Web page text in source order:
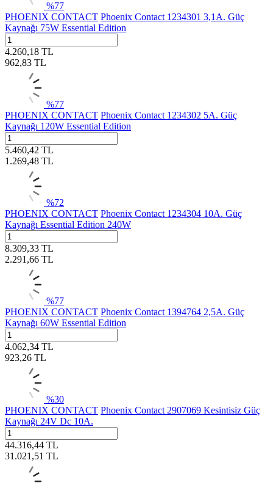
%77
PHOENIX CONTACT Phoenix Contact 1234301 3,1A. Güç
Kaynağı 75W Essential Edition
4.260,18 TL
962,83 TL
%77
PHOENIX CONTACT Phoenix Contact 1234302 5A. Güç
Kaynağı 120W Essential Edition
5.460,42 TL
1.269,48 TL
%72
PHOENIX CONTACT Phoenix Contact 1234304 10A. Güç
Kaynağı Essential Edition 240W
8.309,33 TL
2.291,66 TL
%77
PHOENIX CONTACT Phoenix Contact 1394764 2,5A. Güç
Kaynağı 60W Essential Edition
4.062,34 TL
923,26 TL
%30
PHOENIX CONTACT Phoenix Contact 2907069 Kesintisiz Güç
Kaynağı 24V Dc 10A.
44.316,44 TL
31.021,51 TL